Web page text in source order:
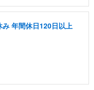
年間休日120日以上